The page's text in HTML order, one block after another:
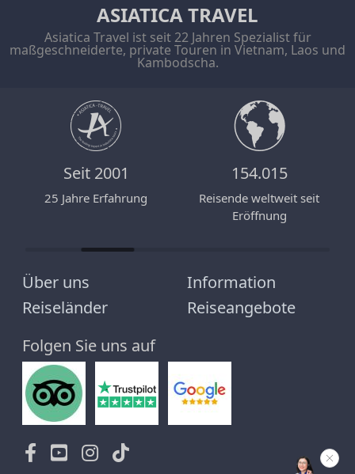
ASIATICA TRAVEL
Asiatica Travel ist seit 22 Jahren Spezialist für
maßgeschneiderte, private Touren in Vietnam, Laos und
Kambodscha.
Seit 2001
25 Jahre Erfahrung
154.015
Reisende weltweit seit
Eröffnung
Über uns
Information
Reiseländer
Reiseangebote
Folgen Sie uns auf